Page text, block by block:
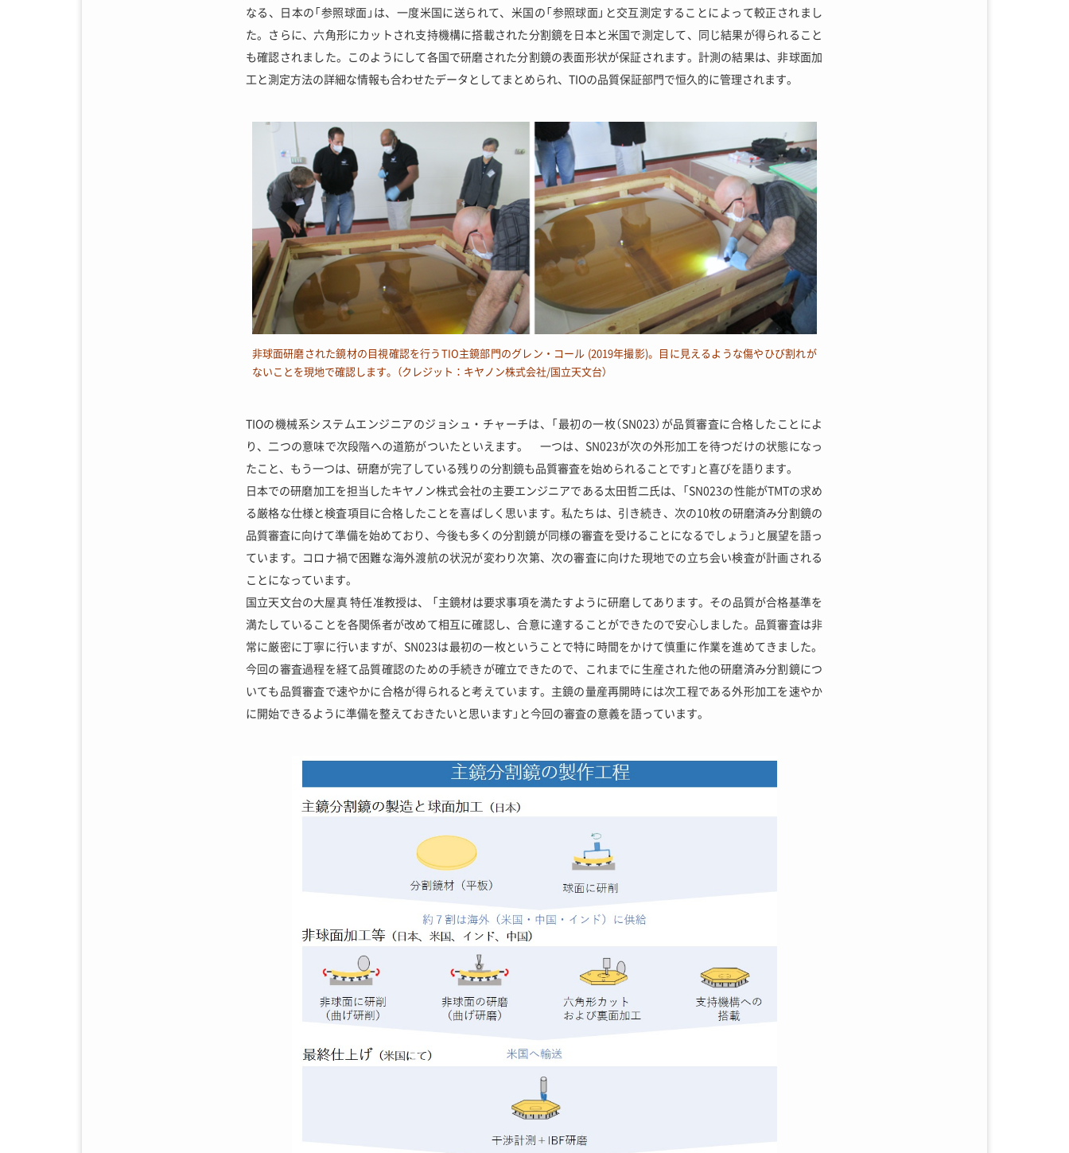
なる、日本の「参照球面」は、一度米国に送られて、米国の「参照球面」と交互測定することによって較正されまし
た。さらに、六角形にカットされ支持機構に搭載された分割鏡を日本と米国で測定して、同じ結果が得られること
も確認されました。このようにして各国で研磨された分割鏡の表面形状が保証されます。計測の結果は、非球面加
工と測定方法の詳細な情報も合わせたデータとしてまとめられ、TIOの品質保証部門で恒久的に管理されます。
非球面研磨された鏡材の目視確認を行うTIO主鏡部門のグレン・コール (2019年撮影)。目に見えるような傷やひび割れが
ないことを現地で確認します。（クレジット：キヤノン株式会社/国立天文台）
TIOの機械系システムエンジニアのジョシュ・チャーチは、「最初の一枚（SN023）が品質審査に合格したことによ
り、二つの意味で次段階への道筋がついたといえます。 一つは、SN023が次の外形加工を待つだけの状態になっ
たこと、もう一つは、研磨が完了している残りの分割鏡も品質審査を始められることです」と喜びを語ります。
日本での研磨加工を担当したキヤノン株式会社の主要エンジニアである太田哲二氏は、「SN023の性能がTMTの求め
る厳格な仕様と検査項目に合格したことを喜ばしく思います。私たちは、引き続き、次の10枚の研磨済み分割鏡の
品質審査に向けて準備を始めており、今後も多くの分割鏡が同様の審査を受けることになるでしょう」と展望を語っ
ています。コロナ禍で困難な海外渡航の状況が変わり次第、次の審査に向けた現地での立ち会い検査が計画される
ことになっています。
国立天文台の大屋真 特任准教授は、 「主鏡材は要求事項を満たすように研磨してあります。その品質が合格基準を
満たしていることを各関係者が改めて相互に確認し、合意に達することができたので安心しました。品質審査は非
常に厳密に丁寧に行いますが、SN023は最初の一枚ということで特に時間をかけて慎重に作業を進めてきました。
今回の審査過程を経て品質確認のための手続きが確立できたので、これまでに生産された他の研磨済み分割鏡につ
いても品質審査で速やかに合格が得られると考えています。主鏡の量産再開時には次工程である外形加工を速やか
に開始できるように準備を整えておきたいと思います」と今回の審査の意義を語っています。